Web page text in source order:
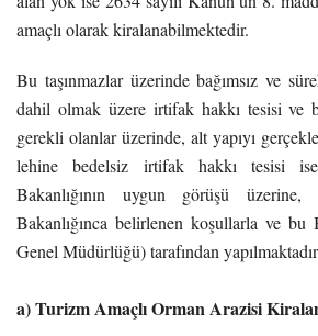
amaçlı olarak kiralanabilmektedir.
Bu taşınmazlar üzerinde bağımsız ve
dahil olmak üzere irtifak hakkı tesisi ve
gerekli olanlar üzerinde, alt yapıyı
lehine bedelsiz irtifak hakkı tesisi
Bakanlığının uygun görüşü
Bakanlığınca belirlenen koşullarla ve
Genel Müdürlüğü) tarafından
a) Turizm Amaçlı Orman Arazisi